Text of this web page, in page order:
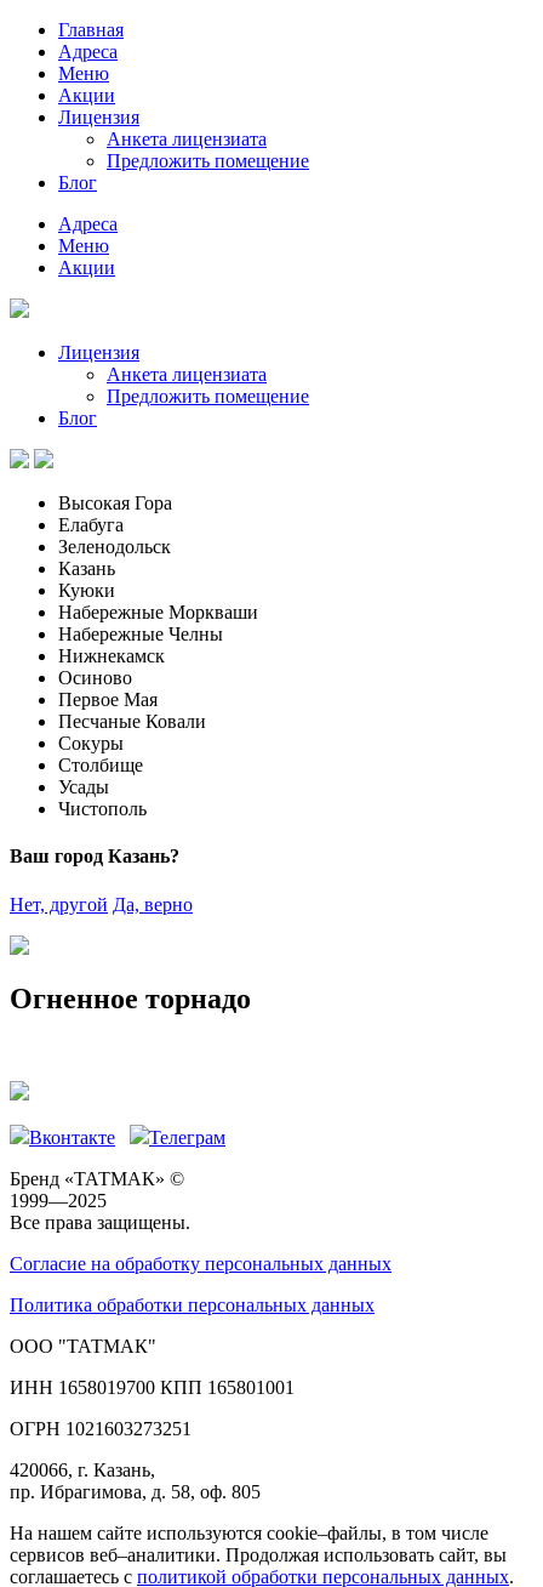
Главная
Адреса
Меню
Акции
Лицензия
Анкета лицензиата
Предложить помещение
Блог
Адреса
Меню
Акции
Лицензия
Анкета лицензиата
Предложить помещение
Блог
Высокая Гора
Елабуга
Зеленодольск
Казань
Куюки
Набережные Моркваши
Набережные Челны
Нижнекамск
Осиново
Первое Мая
Песчаные Ковали
Сокуры
Столбище
Усады
Чистополь
Ваш город Казань?
Нет, другой Да, верно
Огненное торнадо
Вконтакте
Телеграм
Бренд «ТАТМАК» ©
1999—2025
Все права защищены.
Согласие на обработку персональных данных
Политика обработки персональных данных
ООО "ТАТМАК"
ИНН 1658019700 КПП 165801001
ОГРН 1021603273251
420066, г. Казань,
пр. Ибрагимова, д. 58, оф. 805
На нашем сайте используются cookie–файлы, в том числе
сервисов веб–аналитики. Продолжая использовать сайт, вы
соглашаетесь с политикой обработки персональных данных.